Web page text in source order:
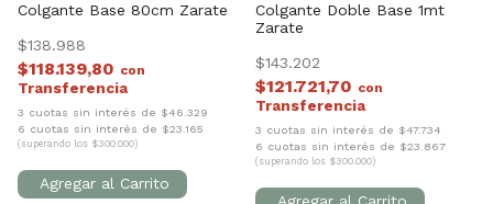
Colgante Base 80cm Zarate
$138.988
$118.139,80 con
3 cuotas sin interés de $46.329
6 cuotas sin interés de $23.165
(superando los $300.000)
Colgante Doble Base 1mt
Zarate
$143.202
$121.721,70 con
3 cuotas sin interés de $47.734
6 cuotas sin interés de $23.867
(superando los $300.000)